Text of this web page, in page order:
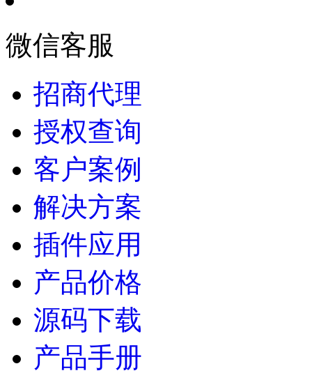
微信客服
招商代理
授权查询
客户案例
解决方案
插件应用
产品价格
源码下载
产品手册